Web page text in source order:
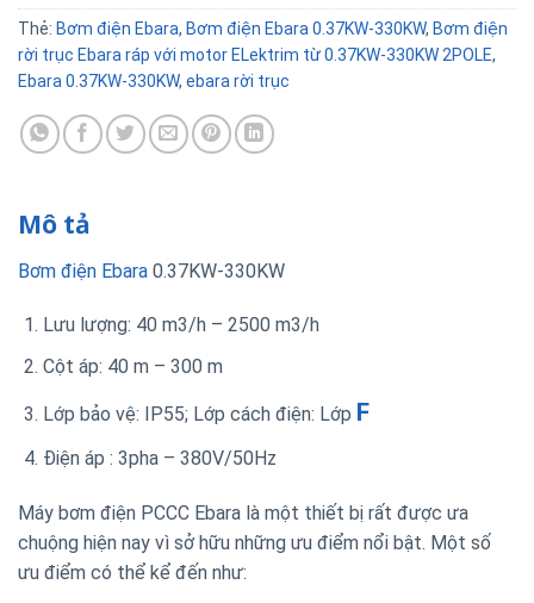
Thẻ: Bơm điện Ebara, Bơm điện Ebara 0.37KW-330KW, Bơm điện
rời trục Ebara ráp với motor ELektrim từ 0.37KW-330KW 2POLE,
Ebara 0.37KW-330KW, ebara rời trục
Mô tả
Bơm điện Ebara 0.37KW-330KW
Lưu lượng: 40 m3/h – 2500 m3/h
Cột áp: 40 m – 300 m
Lớp bảo vệ: IP55; Lớp cách điện: Lớp F
Điện áp : 3pha – 380V/50Hz
Máy bơm điện PCCC Ebara là một thiết bị rất được ưa
chuộng hiện nay vì sở hữu những ưu điểm nổi bật. Một số
ưu điểm có thể kể đến như: